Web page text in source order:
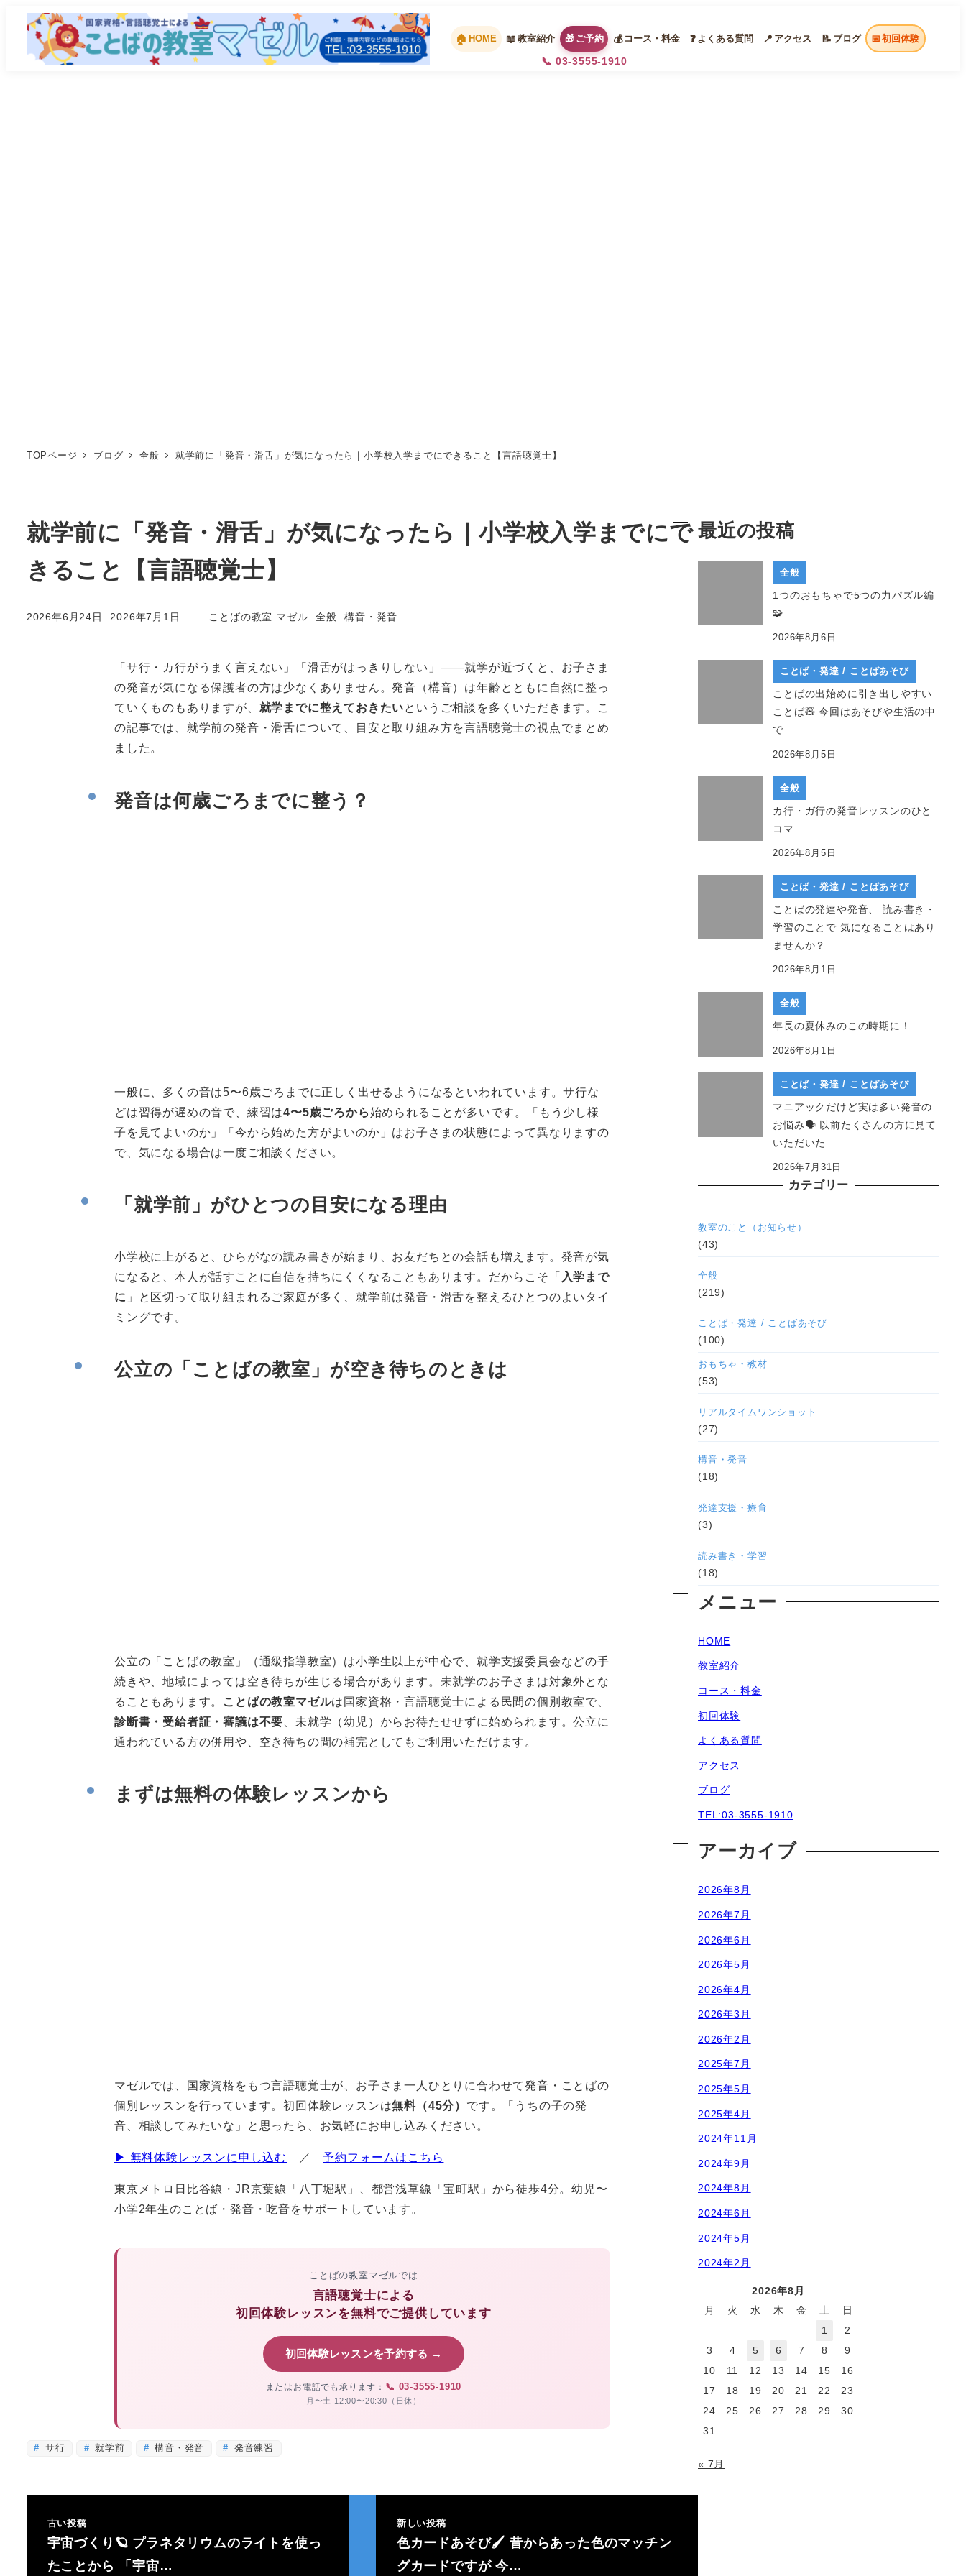
HOME 教室紹介 ご予約
📞 03-3555-1910
コース・料金 よくある質問 アクセス ブログ 初回体験
TOPページ ブログ 全般 就学前に「発音・滑舌」が気になったら｜小学校入学までにできること【言語聴覚士】
就学前に「発音・滑舌」が気になったら｜小学校入学までにで
きること【言語聴覚士】
投稿日
2026年6月24日
更新日
2026年7月1日 ことばの教室 マゼル カテゴリー
全般 カテゴリー
構音・発音
「サ行・カ行がうまく言えない」「滑舌がはっきりしない」——就学が近づくと、お子さま
の発音が気になる保護者の方は少なくありません。発音（構音）は年齢とともに自然に整っ
ていくものもありますが、 就学までに整えておきたいというご相談を多くいただきます。こ
の記事では、就学前の発音・滑舌について、目安と取り組み方を言語聴覚士の視点でまとめ
ました。
発音は何歳ごろまでに整う？
一般に、多くの音は5〜6歳ごろまでに正しく出せるようになるといわれています。サ行な
どは習得が遅めの音で、練習は4〜5歳ごろから始められることが多いです。「もう少し様
子を見てよいのか」「今から始めた方がよいのか」はお子さまの状態によって異なりますの
で、気になる場合は一度ご相談ください。
「就学前」がひとつの目安になる理由
小学校に上がると、ひらがなの読み書きが始まり、お友だちとの会話も増えます。発音が気
になると、本人が話すことに自信を持ちにくくなることもあります。だからこそ「 入学まで
に 」と区切って取り組まれるご家庭が多く、就学前は発音・滑舌を整えるひとつのよいタイ
ミングです。
公立の「ことばの教室」が空き待ちのときは
公立の「ことばの教室」（通級指導教室）は小学生以上が中心で、就学支援委員会などの手
続きや、地域によっては空き待ちが生じる場合があります。未就学のお子さまは対象外とな
ることもあります。
ことばの教室マゼルは国家資格・言語聴覚士による民間の個別教室で、
診断書・受給者証・審議は不要 、未就学（幼児）からお待たせせずに始められます。公立に
通われている方の併用や、空き待ちの間の補完としてもご利用いただけます。
まずは無料の体験レッスンから
マゼルでは、国家資格をもつ言語聴覚士が、お子さま一人ひとりに合わせて発音・ことばの
個別レッスンを行っています。初回体験レッスンは無料（45分） です。「うちの子の発
音、相談してみたいな」と思ったら、お気軽にお申し込みください。
▶ 無料体験レッスンに申し込む ／予約フォームはこちら
東京メトロ日比谷線・JR京葉線「八丁堀駅」、都営浅草線「宝町駅」から徒歩4分。幼児〜
小学2年生のことば・発音・吃音をサポートしています。
ことばの教室マゼルでは
言語聴覚士による
初回体験レッスンを無料でご提供しています
初回体験レッスンを予約する →
またはお電話でも承ります： 📞 03-3555-1910
月〜土 12:00〜20:30（日休）
サ行 就学前 構音・発音 発音練習
古い投稿
宇宙づくり🪐 プラネタリウムのライトを使っ
たことから 「宇宙…
新しい投稿
色カードあそび🖌 昔からあった色のマッチン
グカードですが 今…
最近の投稿
カテゴリー
おもちゃ・教材
(53)
ことば・発達 / ことばあそび
(100)
リアルタイムワンショット
(27)
全般
(219)
教室のこと（お知らせ）
(43)
構音・発音
(18)
発達支援・療育
(3)
読み書き・学習
(18)
全般
1つのおもちゃで5つの力パズル編
🧩
2026年8月6日
ことば・発達 / ことばあそび
ことばの出始めに引き出しやすい
ことば🧸 今回はあそびや生活の中
で
2026年8月5日
全般
カ行・ガ行の発音レッスンのひと
コマ
2026年8月5日
ことば・発達 / ことばあそび
ことばの発達や発音、 読み書き・
学習のことで 気になることはあり
ませんか？
2026年8月1日
全般
年長の夏休みのこの時期に！
2026年8月1日
ことば・発達 / ことばあそび
マニアックだけど実は多い発音の
お悩み🗣 以前たくさんの方に見て
いただいた
2026年7月31日
メニュー
HOME
教室紹介
コース・料金
初回体験
よくある質問
アクセス
ブログ
TEL:03-3555-1910
アーカイブ
2026年8月
2026年7月
2026年6月
2026年5月
2026年4月
2026年3月
2026年2月
2025年7月
2025年5月
2025年4月
2024年11月
2024年9月
2024年8月
2024年6月
2024年5月
2024年2月
2026年8月
月
火 水 木 金 土
日
1
2
3
4 5 6 7 8
9
10
11 12 13 14 15
16
17
18 19 20 21 22
23
24
25 26 27 28 29
30
31
« 7月